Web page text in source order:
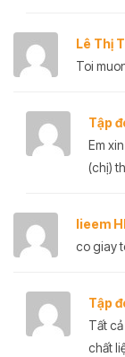
Lê Thị
Toi
Tập
Em
(chị)
lieem
co giay
Tập
Tất
chất